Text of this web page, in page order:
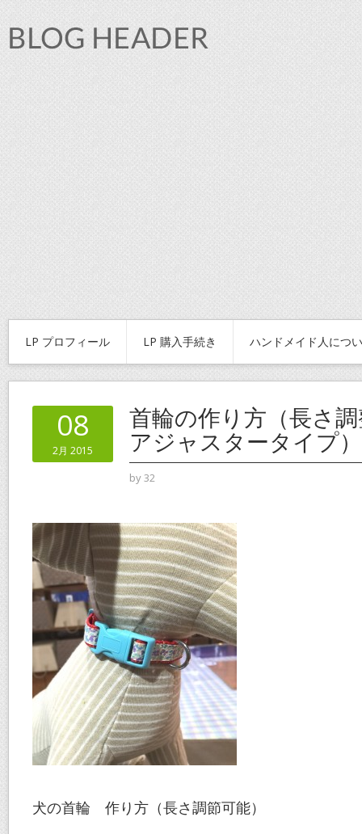
LP プロフィール LP 購入手続き ハンドメイド人につ
08
2月 2015
首輪の作り方（長さ
アジャスタータイプ）
by32
犬の首輪 作り方（長さ調節可能）